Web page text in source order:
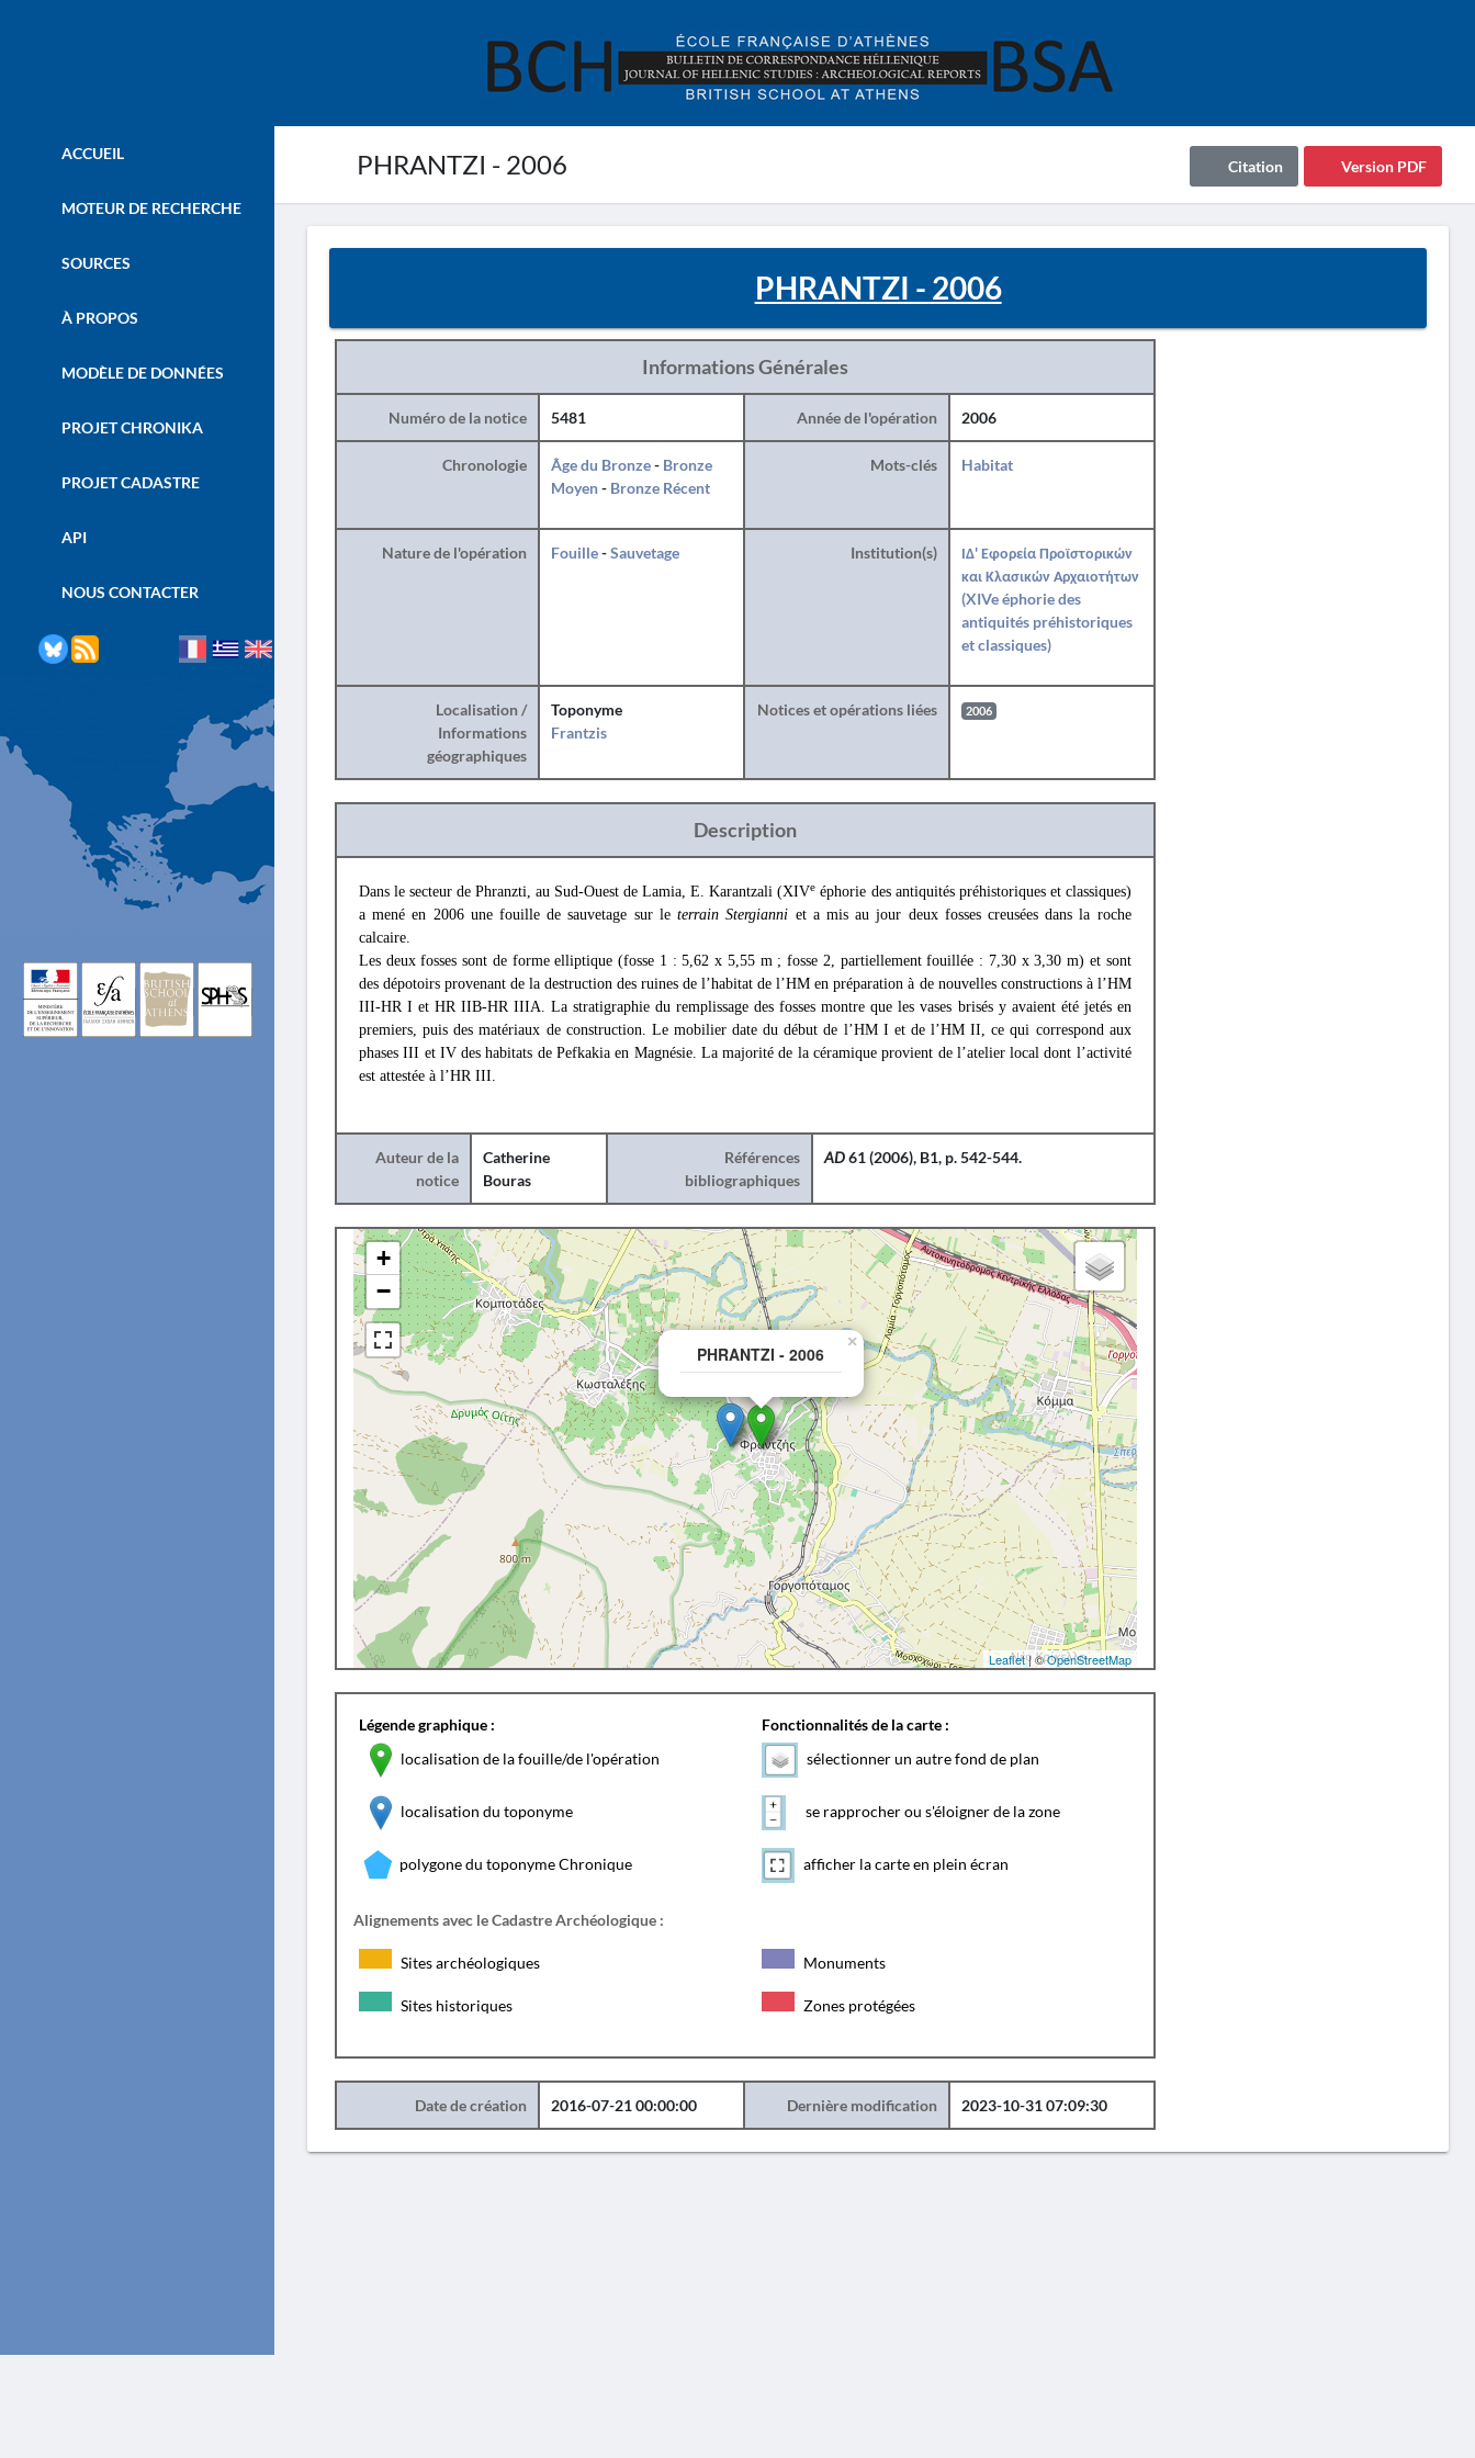
PHRANTZI - 2006 Version PDF
Citation
ACCUEIL
MOTEUR DE RECHERCHE
SOURCES
À PROPOS
MODÈLE DE DONNÉES
PROJET CHRONIKA
PROJET CADASTRE
API
NOUS CONTACTER
PHRANTZI - 2006
Informations Générales
Numéro de la notice 5481 Année de l'opération 2006
Chronologie Âge du Bronze- Bronze
Moyen- Bronze Récent
Mots-clés Habitat
Nature de l'opération Fouille-Sauvetage Institution(s)
ΙΔ' Εφορεία Προϊστορικών
και Κλασικών Αρχαιοτήτων
(XIVe éphorie des
antiquités préhistoriques
et classiques)
Localisation /
Informations
géographiques
Toponyme
Frantzis
Notices et opérations liées 2006
Description
Dans le secteur de Phranzti, au Sud-Ouest de Lamia, E. Karantzali (XIVe éphorie des antiquités préhistoriques et classiques)
a mené en 2006 une fouille de sauvetage sur leterrain Stergianni et a mis au jour deux fosses creusées dans la roche
calcaire.
Les deux fosses sont de forme elliptique (fosse 1 : 5,62 x 5,55 m ; fosse 2, partiellement fouillée : 7,30 x 3,30 m) et sont
des dépotoirs provenant de la destruction des ruines de l’habitat de l’HM en préparation à de nouvelles constructions à l’HM
III-HR I et HR IIB-HR IIIA. La stratigraphie du remplissage des fosses montre que les vases brisés y avaient été jetés en
premiers, puis des matériaux de construction. Le mobilier date du début de l’HM I et de l’HM II, ce qui correspond aux
phases III et IV des habitats de Pefkakia en Magnésie. La majorité de la céramique provient de l’atelier local dont l’activité
est attestée à l’HR III.
Auteur de la
notice
Catherine
Bouras
Références
bibliographiques
AD61 (2006), B1, p. 542-544.
PHRANTZI - 2006
×
+
−
Leaflet| ©OpenStreetMap
Légende graphique :
localisation de la fouille/de l'opération
localisation du toponyme
polygone du toponyme Chronique
Fonctionnalités de la carte :
sélectionner un autre fond de plan
se rapprocher ou s'éloigner de la zone
afficher la carte en plein écran
Alignements avec le Cadastre Archéologique :
Sites archéologiques Monuments
Sites historiques Zones protégées
Date de création 2016-07-21 00:00:00 Dernière modification 2023-10-31 07:09:30